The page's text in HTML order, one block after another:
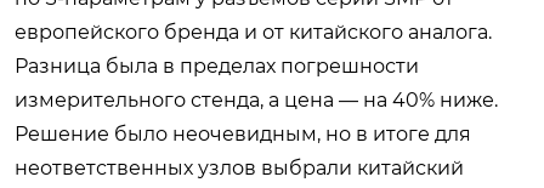
европейского бренда и от китайского аналога.
Разница была в пределах погрешности
измерительного стенда, а цена — на 40% ниже.
Решение было неочевидным, но в итоге для
неответственных узлов выбрали китайский